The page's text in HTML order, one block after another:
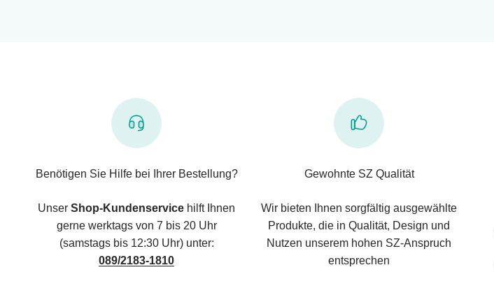
Benötigen Sie Hilfe bei Ihrer Bestellung?
Unser Shop-Kundenservice hilft Ihnen
gerne werktags von 7 bis 20 Uhr
(samstags bis 12:30 Uhr) unter:
089/2183-1810
Gewohnte SZ Qualität
Wir bieten Ihnen sorgfältig ausgewählte
Produkte, die in Qualität, Design und
Nutzen unserem hohen SZ-Anspruch
entsprechen